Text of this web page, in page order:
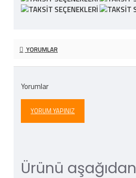
YORUMLAR
Yorumlar
YORUM YAPINIZ
Ürünü aşağıdan